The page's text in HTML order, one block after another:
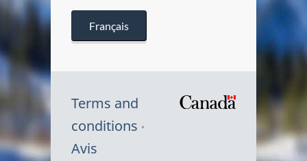
Français
Terms and
conditions
Avis
Symbole